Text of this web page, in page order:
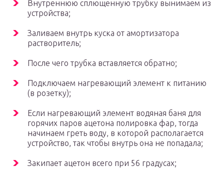
Внутреннюю сплющенную трубку вынимаем из
устройства;
Заливаем внутрь куска от амортизатора
растворитель;
После чего трубка вставляется обратно;
Подключаем нагревающий элемент к питанию
(в розетку);
Если нагревающий элемент водяная баня для
горячих паров ацетона полировка фар, тогда
начинаем греть воду, в которой располагается
устройство, так чтобы внутрь она не попадала;
Закипает ацетон всего при 56 градусах;